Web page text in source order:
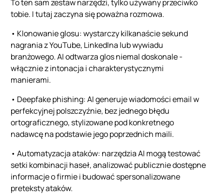
To ten sam zestaw narzędzi, tylko używany przeciwko
tobie. I tutaj zaczyna się poważna rozmowa.
• Klonowanie glosu: wystarczy kilkanaście sekund
nagrania z YouTube, LinkedIna lub wywiadu
branżowego. AI odtwarza glos niemal doskonale -
włącznie z intonacja i charakterystycznymi
manierami.
• Deepfake phishing: AI generuje wiadomości email w
perfekcyjnej polszczyźnie, bez jednego błędu
ortograficznego, stylizowane pod konkretnego
nadawcę na podstawie jego poprzednich maili.
• Automatyzacja ataków: narzędzia AI mogą testować
setki kombinacji haseł, analizować publicznie dostępne
informacje o firmie i budować spersonalizowane
preteksty ataków.